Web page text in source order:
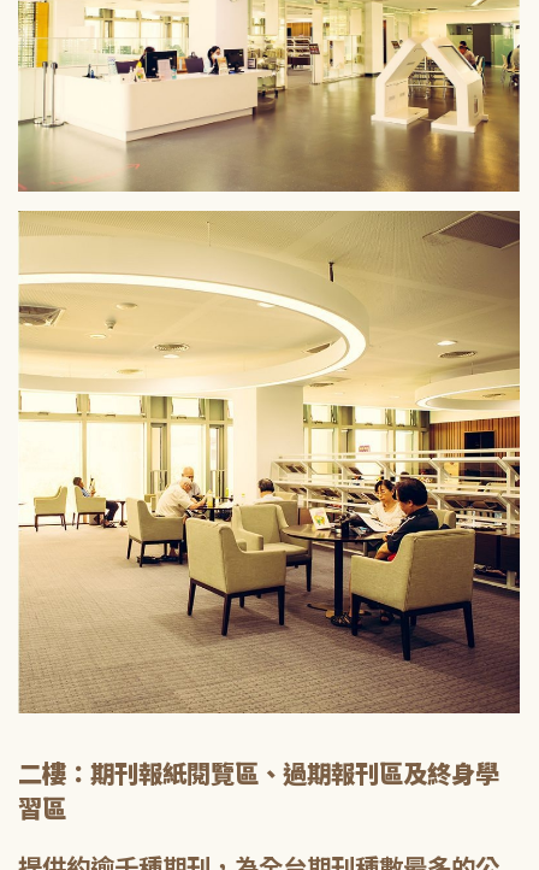
二樓：期刊報紙閱覽區、過期報刊區及終身學
習區